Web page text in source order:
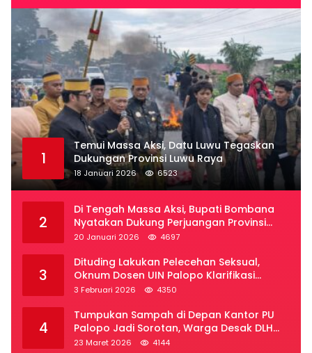
1
Temui Massa Aksi, Datu Luwu Tegaskan
Dukungan Provinsi Luwu Raya
18 Januari 2026 6523
2
Di Tengah Massa Aksi, Bupati Bombana
Nyatakan Dukung Perjuangan Provinsi
Luwu Raya
20 Januari 2026 4697
3
Dituding Lakukan Pelecehan Seksual,
Oknum Dosen UIN Palopo Klarifikasi
Kronologi
3 Februari 2026 4350
4
Tumpukan Sampah di Depan Kantor PU
Palopo Jadi Sorotan, Warga Desak DLH
Segera Bertindak
23 Maret 2026 4144